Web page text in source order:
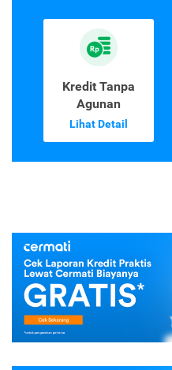
Kredit Tanpa
Agunan
Lihat Detail